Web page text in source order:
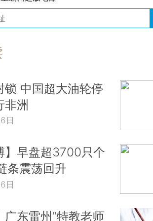
锁 中国超大油轮停
非洲
日
】早盘超3700只个
条震荡回升
日
广东雷州“特教老师